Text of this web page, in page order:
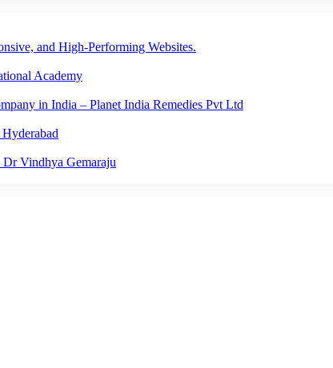
and High-Performing Websites.
Academy
in India – Planet India Remedies Pvt Ltd
Vindhya Gemaraju